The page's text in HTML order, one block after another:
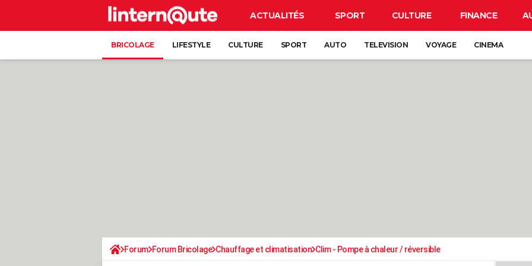
ACTUALITÉS SPORT CULTURE FINANCE
BRICOLAGE LIFESTYLE CULTURE SPORT AUTO TELEVISION VOYAGE CINEMA
Forum Forum Bricolage Chauffage et climatisation Clim - Pompe à chaleur / réversible